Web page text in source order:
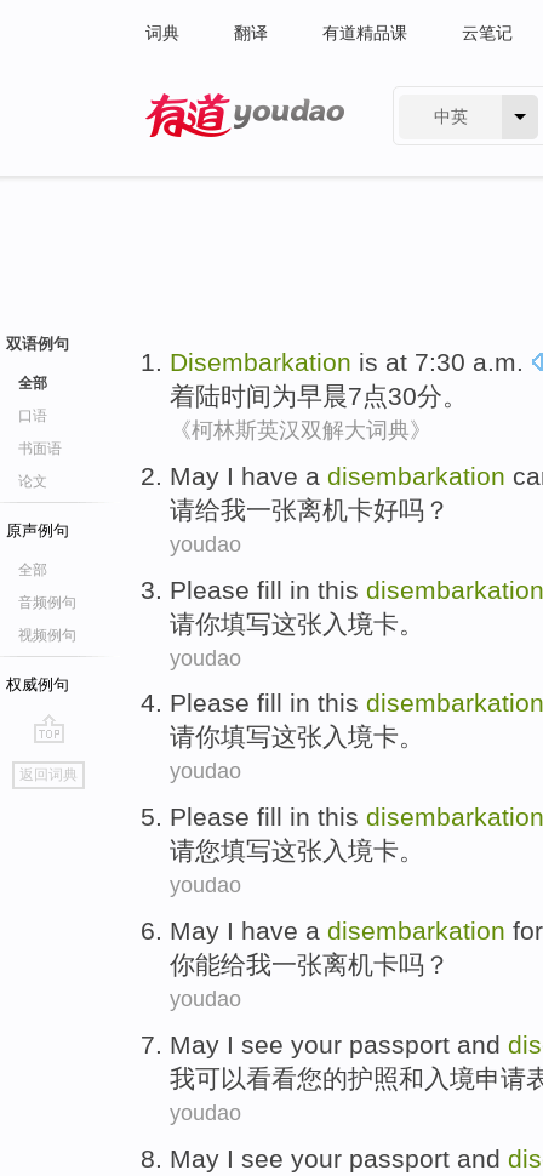
词典 翻译 有道精品课 云笔记
中英
双语例句
全部
口语
书面语
论文
原声例句
全部
音频例句
视频例句
权威例句
go
top
返回词典
Disembarkation is at 7:30 a.m.
着陆时间为早晨7点30分。
《柯林斯英汉双解大词典》
May I have a disembarkation
请给我一张离机卡好吗？
youdao
Please fill in this disembarkation
请你填写这张入境卡 。
youdao
Please fill in this disembarkation
请你填写这张入境卡。
youdao
Please fill in this disembarkation
请您填写这张入境卡。
youdao
May I have a disembarkation
你能给我一张离机卡吗？
youdao
May I see your passport and
我可以看看您的护照和 入境申请
youdao
May I see your passport and